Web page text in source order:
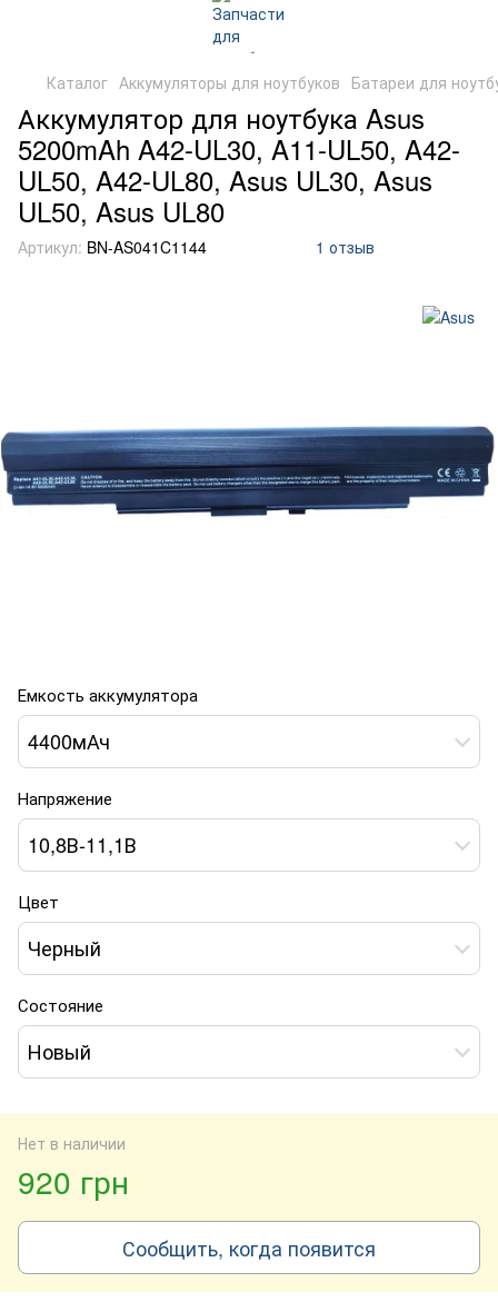
Каталог Аккумуляторы для ноутбуков Батареи для
Аккумулятор для ноутбука Asus
5200mAh A42-UL30, A11-UL50, A42-
UL50, A42-UL80, Asus UL30, Asus
UL50, Asus UL80
Артикул: BN-AS041C1144 1 отзыв
Емкость аккумулятора
4400мАч
Напряжение
10,8В-11,1В
Цвет
Черный
Состояние
Новый
Нет в наличии
920 грн
Сообщить, когда появится